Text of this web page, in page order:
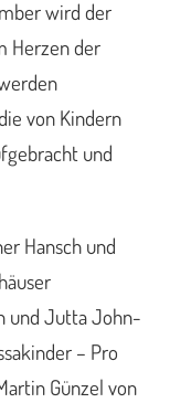
wird der
Herzen der
von Kindern
und
Hansch und
und Jutta John-
– Pro
Günzel von